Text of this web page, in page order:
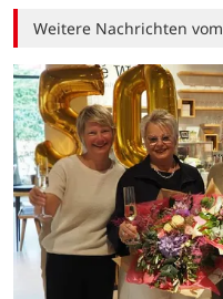
Weitere Nachrichten vom